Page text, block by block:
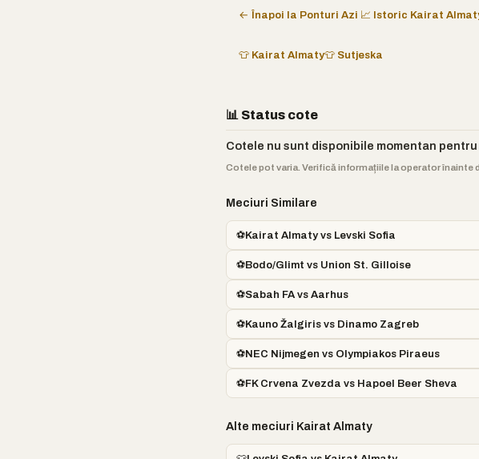
← Înapoi la Ponturi Azi 📈 Istoric Kairat
👕 Kairat Almaty👕 Sutjeska
📊 Status cote
Cotele nu sunt disponibile momentan
Cotele pot varia. Verifică informațiile la operator înainte
Meciuri Similare
⚽Kairat Almaty vs Levski Sofia
⚽Bodo/Glimt vs Union St. Gilloise
⚽Sabah FA vs Aarhus
⚽Kauno Žalgiris vs Dinamo Zagreb
⚽NEC Nijmegen vs Olympiakos Piraeus
⚽FK Crvena Zvezda vs Hapoel Beer Sheva
Alte meciuri Kairat Almaty